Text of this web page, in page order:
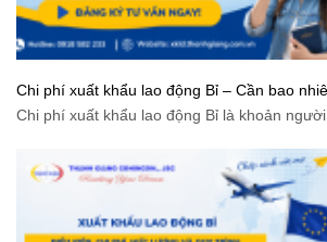
Chi phí xuất khẩu lao động Bỉ – Cần bao
Chi phí xuất khẩu lao động Bỉ là khoản